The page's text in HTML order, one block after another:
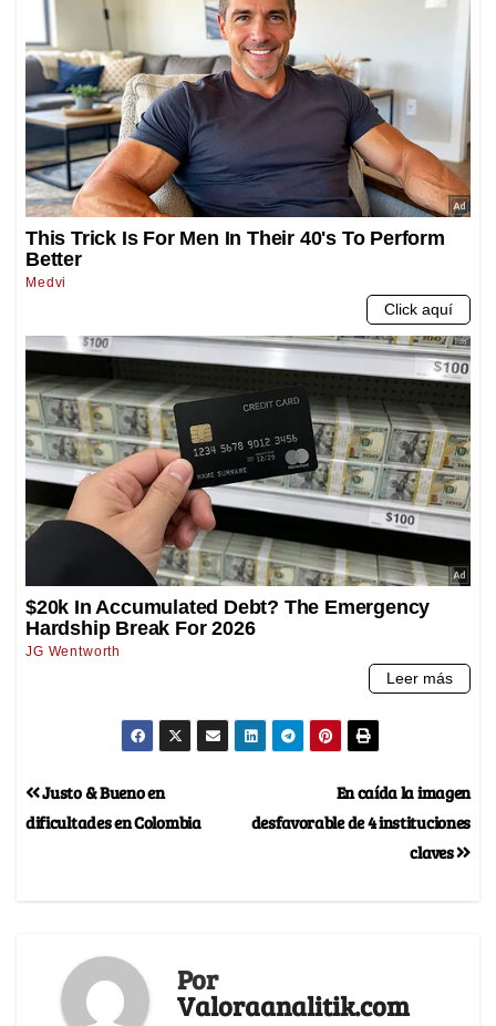
En caída la imagen
desfavorable de 4 instituciones
claves
Justo & Bueno en
dificultades en Colombia
Por
Valoraanalitik.com